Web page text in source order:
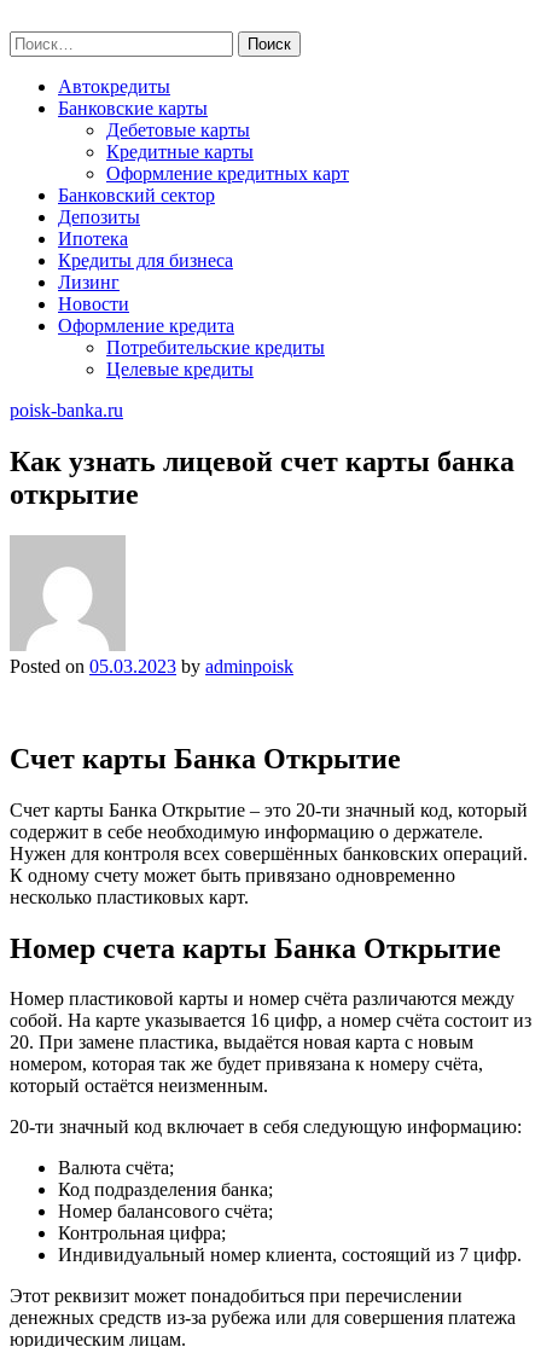
to
content
Найти:
Автокредиты
Банковские карты
Дебетовые карты
Кредитные карты
Оформление кредитных карт
Банковский сектор
Депозиты
Ипотека
Кредиты для бизнеса
Лизинг
Новости
Оформление кредита
Потребительские кредиты
Целевые кредиты
poisk-banka.ru
Как узнать лицевой счет карты банка
открытие
Posted on 05.03.2023 by adminpoisk
Счет карты Банка Открытие
Счет карты Банка Открытие – это 20-ти значный код, который
содержит в себе необходимую информацию о держателе.
Нужен для контроля всех совершённых банковских операций.
К одному счету может быть привязано одновременно
несколько пластиковых карт.
Номер счета карты Банка Открытие
Номер пластиковой карты и номер счёта различаются между
собой. На карте указывается 16 цифр, а номер счёта состоит из
20. При замене пластика, выдаётся новая карта с новым
номером, которая так же будет привязана к номеру счёта,
который остаётся неизменным.
20-ти значный код включает в себя следующую информацию:
Валюта счёта;
Код подразделения банка;
Номер балансового счёта;
Контрольная цифра;
Индивидуальный номер клиента, состоящий из 7 цифр.
Этот реквизит может понадобиться при перечислении
денежных средств из-за рубежа или для совершения платежа
юридическим лицам.